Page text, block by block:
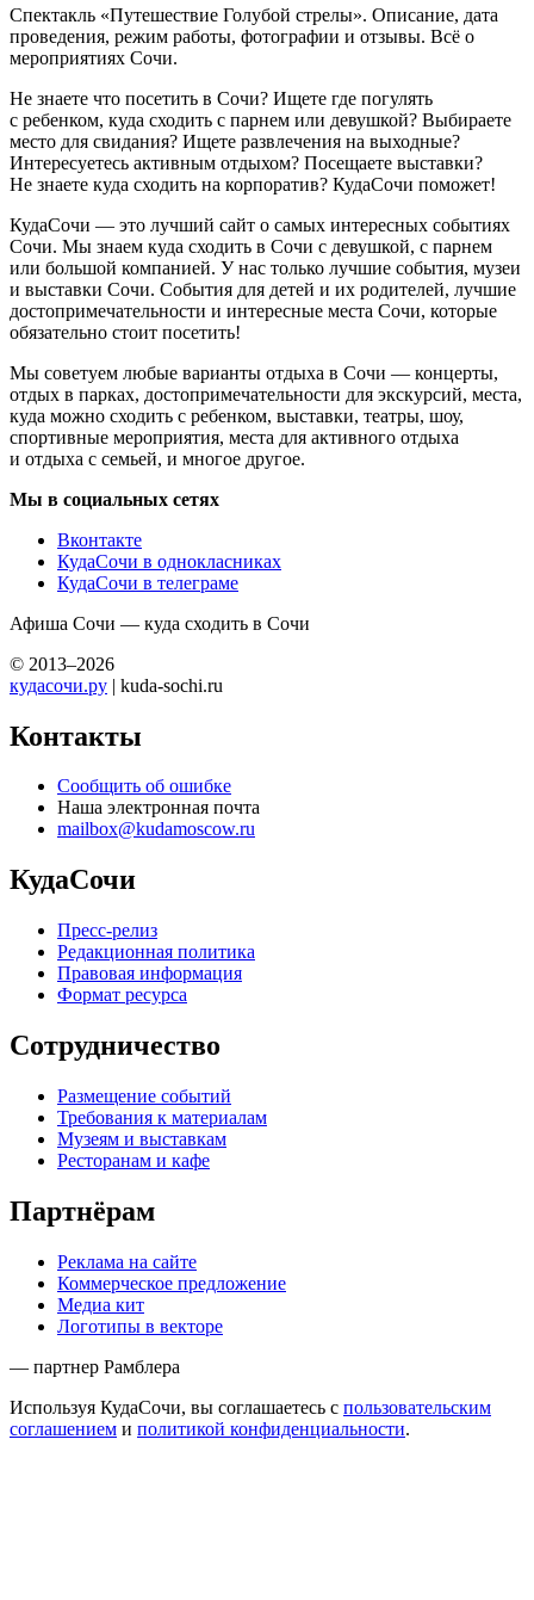
Спектакль «Путешествие Голубой стрелы». Описание, дата
проведения, режим работы, фотографии и отзывы. Всё о
мероприятиях Сочи.
Не знаете что посетить в Сочи? Ищете где погулять
с ребенком, куда сходить с парнем или девушкой? Выбираете
место для свидания? Ищете развлечения на выходные?
Интересуетесь активным отдыхом? Посещаете выставки?
Не знаете куда сходить на корпоратив? КудаСочи поможет!
КудаСочи — это лучший сайт о самых интересных событиях
Сочи. Мы знаем куда сходить в Сочи с девушкой, с парнем
или большой компанией. У нас только лучшие события, музеи
и выставки Сочи. События для детей и их родителей, лучшие
достопримечательности и интересные места Сочи, которые
обязательно стоит посетить!
Мы советуем любые варианты отдыха в Сочи — концерты,
отдых в парках, достопримечательности для экскурсий, места,
куда можно сходить с ребенком, выставки, театры, шоу,
спортивные мероприятия, места для активного отдыха
и отдыха с семьей, и многое другое.
Мы в социальных сетях
Вконтакте
КудаСочи в однокласниках
КудаСочи в телеграме
Афиша Сочи — куда сходить в Сочи
© 2013–2026
кудасочи.ру | kuda-sochi.ru
Контакты
Сообщить об ошибке
Наша электронная почта
mailbox@kudamoscow.ru
КудаСочи
Пресс-релиз
Редакционная политика
Правовая информация
Формат ресурса
Сотрудничество
Размещение событий
Требования к материалам
Музеям и выставкам
Ресторанам и кафе
Партнёрам
Реклама на сайте
Коммерческое предложение
Медиа кит
Логотипы в векторе
— партнер Рамблера
Используя КудаСочи, вы соглашаетесь с пользовательским
соглашением и политикой конфиденциальности.